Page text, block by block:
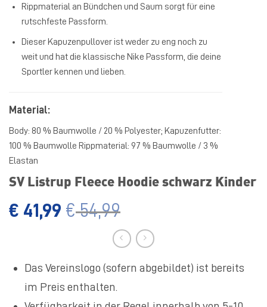
Rippmaterial an Bündchen und Saum sorgt für eine
rutschfeste Passform.
Dieser Kapuzenpullover ist weder zu eng noch zu
weit und hat die klassische Nike Passform, die deine
Sportler kennen und lieben.
Material:
Body: 80 % Baumwolle / 20 % Polyester; Kapuzenfutter:
100 % Baumwolle Rippmaterial: 97 % Baumwolle / 3 %
Elastan
SV Listrup Fleece Hoodie schwarz Kinder
€ 41,99 €54,99
Das Vereinslogo (sofern abgebildet) ist bereits
im Preis enthalten.